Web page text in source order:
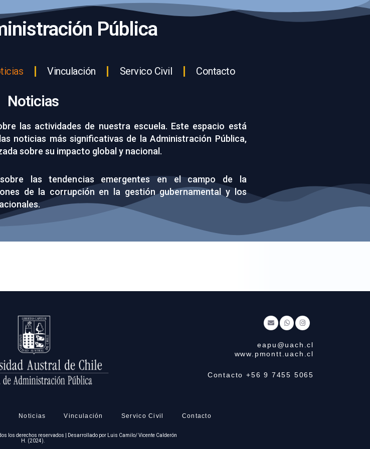
Pública
Vinculación Servico Civil Contacto
Noticias
las actividades de nuestra escuela. Este espacio está
noticias más significativas de la Administración Pública,
sobre su impacto global y nacional.
las tendencias emergentes en el campo de la
de la corrupción en la gestión gubernamental y los
v
e
l
p
e
a
t
s
p
p
s
t
a
r
a
m
eapu@uach.cl
www.pmontt.uach.cl
Contacto +56 9 7455 5065
Noticias Vinculación Servico Civil Contacto
los derechos reservados | Desarrollado por Luis Camilo/ Vicente Calderón
H. (2024).